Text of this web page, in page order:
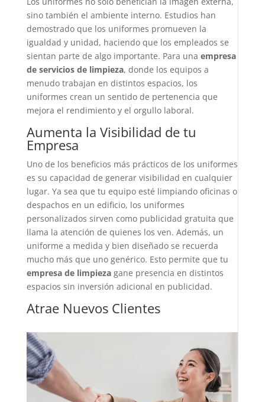
sino también el ambiente interno. Estudios han
demostrado que los uniformes promueven la
igualdad y unidad, haciendo que los empleados se
sientan parte de algo importante. Para una empresa
de servicios de limpieza, donde los equipos a
menudo trabajan en distintos espacios, los
uniformes crean un sentido de pertenencia que
mejora el rendimiento y el orgullo laboral.
Aumenta la Visibilidad de tu
Empresa
Uno de los beneficios más prácticos de los uniformes
es su capacidad de generar visibilidad en cualquier
lugar. Ya sea que tu equipo esté limpiando oficinas o
despachos en un edificio, los uniformes
personalizados sirven como publicidad gratuita que
llama la atención de quienes los ven. Además, un
uniforme a medida y bien diseñado se recuerda
mucho más que uno genérico. Esto permite que tu
empresa de limpiezagane presencia en distintos
espacios sin inversión adicional en publicidad.
Atrae Nuevos Clientes